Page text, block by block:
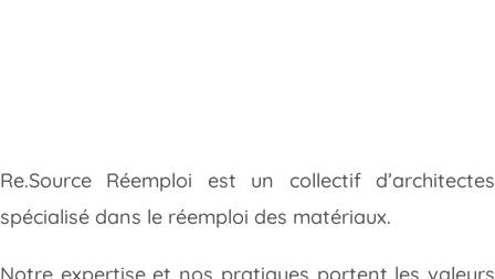
Re.Source Réemploi est un collectif d’architectes
spécialisé dans le réemploi des matériaux.